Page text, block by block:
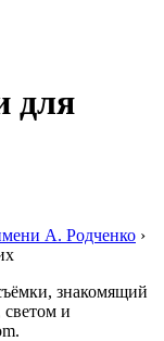
для
А. Родченко ›
знакомящий
и